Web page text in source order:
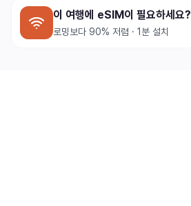
이 여행에 eSIM이 필요하세요?
로밍보다 90% 저렴 · 1분 설치